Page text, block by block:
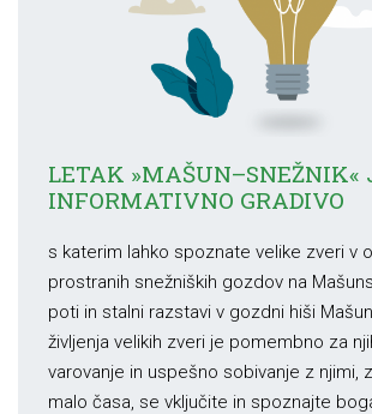
LETAK »MAŠUN–SNEŽNIK«
INFORMATIVNO GRADIVO
s katerim lahko spoznate velike zveri v
prostranih snežniških gozdov na
poti in stalni razstavi v gozdni hiši
življenja velikih zveri je pomembno za
varovanje in uspešno sobivanje z njimi,
malo časa, se vključite in spoznajte